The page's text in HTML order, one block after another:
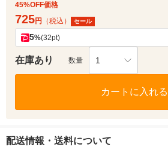
45%OFF価格
725円 （税込） セール
5%(32pt)
在庫あり 数量 1
カートに入れる
配送情報・送料について